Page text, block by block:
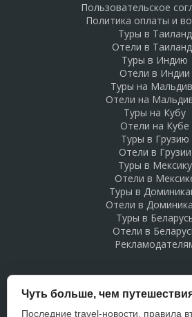
Пользовательское
Политика оплаты и
Туры в Таиланд
Отели в
Туры в Индию
Отели в Индии
Туры на
Отели на
Туры на Кубу
Отели на Кубе
Туры в Грузию
Отели в Грузии
Туры в Мексику
Отели в
Туры в
Отели в
Туры в
Отели в
Чуть больше, чем
Последние travel-новости, правила